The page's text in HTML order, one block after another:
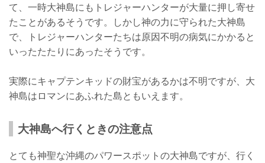
て、一時大神島にもトレジャーハンターが大量に押し寄せ
たことがあるそうです。しかし神の力に守られた大神島
で、トレジャーハンターたちは原因不明の病気にかかると
いったたたりにあったそうです。
実際にキャプテンキッドの財宝があるかは不明ですが、大
神島はロマンにあふれた島ともいえます。
大神島へ行くときの注意点
とても神聖な沖縄のパワースポットの大神島ですが、行く